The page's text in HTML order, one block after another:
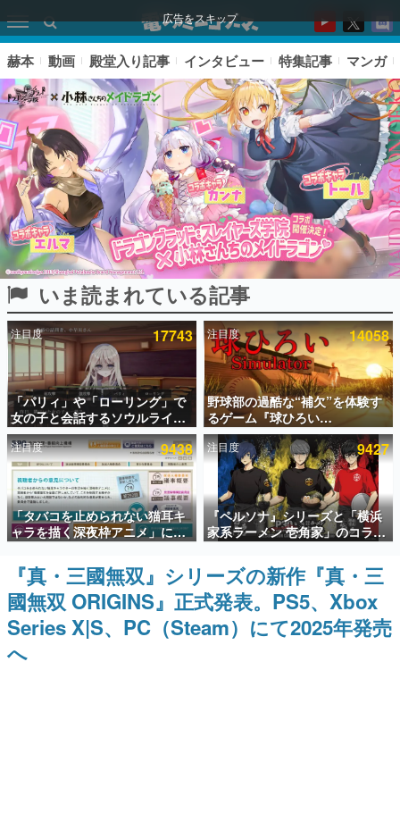
広告をスキップ
ピックアップ
電ファミのいま読まれている記事ランキング
アプリセール情報
インタビュー
連載・特集一覧
殿堂入り記事
SNS拡散数が数千以上！ ページビュー数万以上！ などな
ど。多くの人々に読まれた、電ファミ渾身の“殿堂入り”記
事をまとめました。
ゲームの企画書
名作ゲームクリエイターの方々に製作時のエピソードをお
聞きし、ヒットする企画（ゲーム）とは何か？を探ってい
赫本 動画 殿堂入り記事 インタビュー 特集記事 マンガ
いま読まれている記事
注目度 17743
「パリィ」や「ローリング」で
女の子と会話するソウルライク
恋愛ゲーム『小早川さんはソウ
ルライク』無料公開。返事に失
敗すると「YOU DIED」
注目度 14058
野球部の過酷な“補欠”を体験す
るゲーム『球ひろい
Simulator』が「1件」のウィッ
シュリストをもとにチェコ語に
対応しSNSで話題に。『キング
ダム・カム』開発元やチェコの
プロ野球選手から称賛の声
注目度 9438
「タバコを止められない猫耳キ
ャラを描く深夜枠アニメ」に視
聴者の一部から批判意見。違法
薬物の使用と思しき描写も含め
て、BPOが議論を交わす
注目度 9427
『ペルソナ』シリーズと「横浜
家系ラーメン 壱角家」のコラボ
が8月21日から開催。”はがく
れ”風とんこつラーメンや、おい
しく食べられるカレーラーメン
がラインナップ
『真・三國無双』シリーズの新作『真・三
國無双 ORIGINS』正式発表。PS5、Xbox
Series X|S、PC（Steam）にて2025年発売
へ